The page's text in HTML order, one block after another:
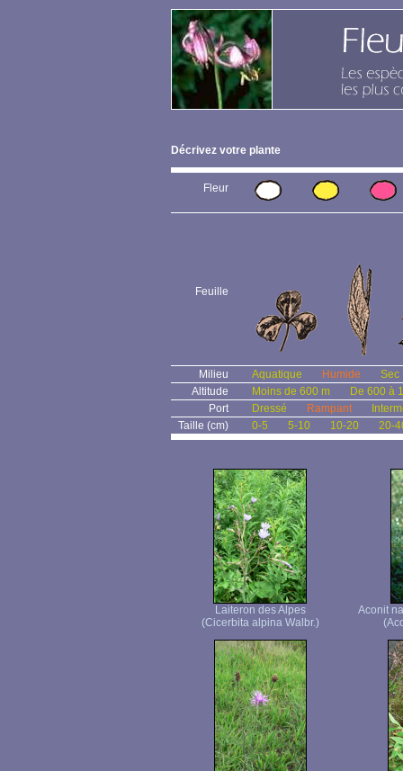
Décrivez votre plante
Fleur
Feuille
Milieu Aquatique Humide
Sec
Altitude
Moins de 600 m
De 600 à
Port
Dressé Rampant
Taille (cm)
0-5 5-10 10-20 20-
Laiteron des Alpes
(Cicerbita alpina Walbr.)
Aconit